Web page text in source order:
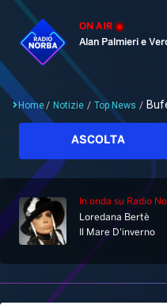
ON AIR
Home
Palinsesto
Notizie
Home/ Notizie / Top News /
ASCOLTA
In onda su Radio
Loredana Bertè
Il Mare D'inverno